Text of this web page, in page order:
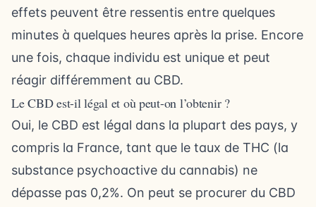
effets peuvent être ressentis entre quelques
minutes à quelques heures après la prise. Encore
une fois, chaque individu est unique et peut
réagir différemment au CBD.
Le CBD est-il légal et où peut-on l’obtenir ?
Oui, le CBD est légal dans la plupart des pays, y
compris la France, tant que le taux de THC (la
substance psychoactive du cannabis) ne
dépasse pas 0,2%. On peut se procurer du CBD